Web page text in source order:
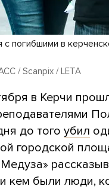
погибшими в
/ Scanpix / LETA
в Керчи
до того убил
городской
кем были люди,